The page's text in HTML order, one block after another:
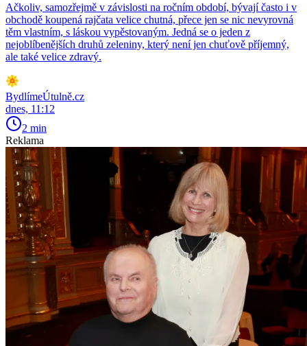
Ačkoliv, samozřejmě v závislosti na ročním období, bývají často i v
obchodě koupená rajčata velice chutná, přece jen se nic nevyrovná
těm vlastním, s láskou vypěstovaným. Jedná se o jeden z
nejoblíbenějších druhů zeleniny, který není jen chuťově příjemný,
ale také velice zdravý.
BydlímeÚtulně.cz
dnes, 11:12
2 min
Reklama